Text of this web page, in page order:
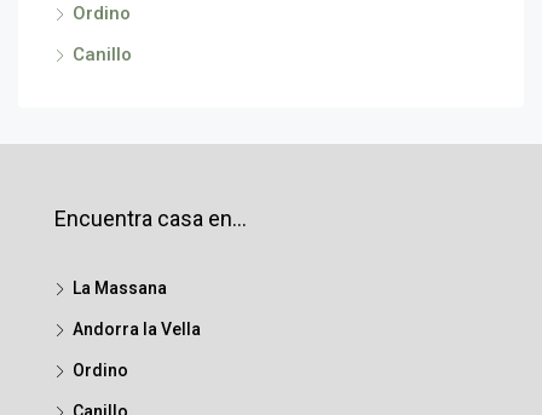
Ordino
Canillo
Encuentra casa en…
La Massana
Andorra la Vella
Ordino
Canillo